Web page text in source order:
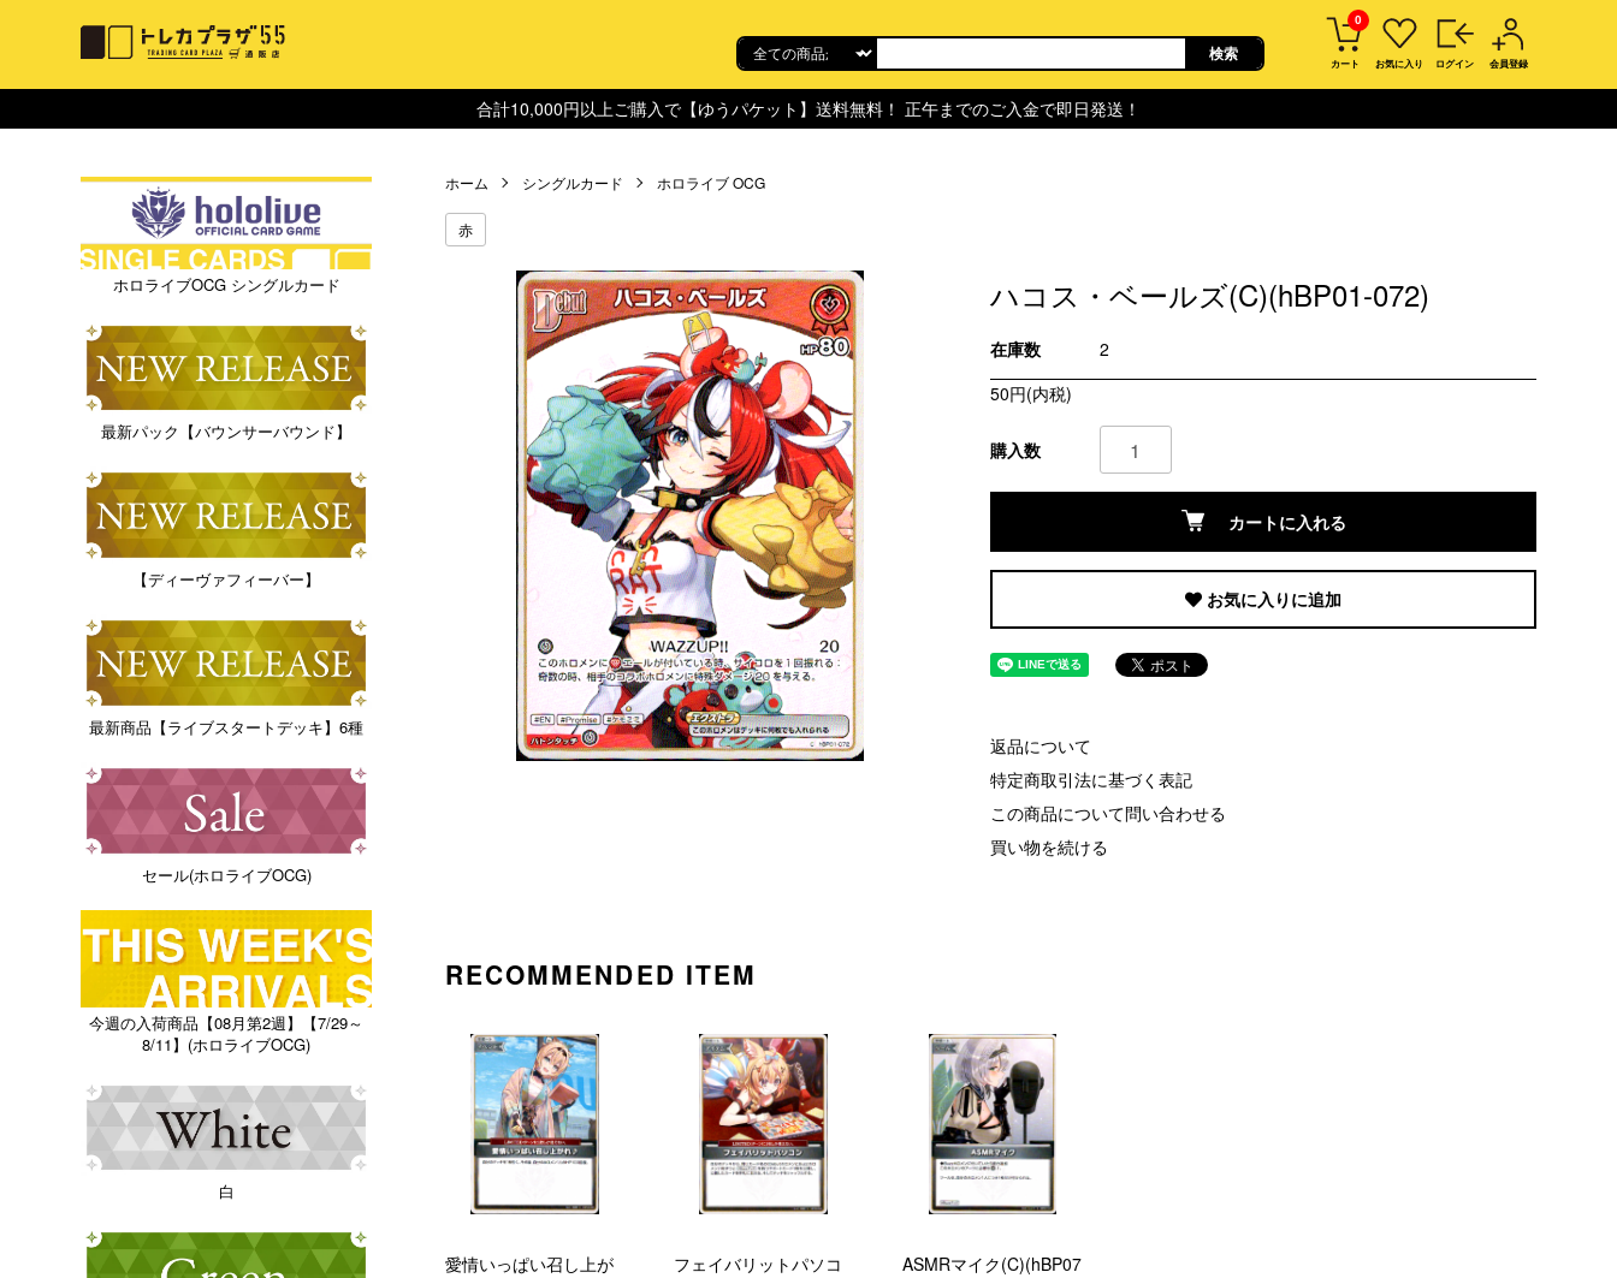
0
カート お気に入り ログイン 会員登録
合計10,000円以上ご購入で【ゆうパケット】送料無料！ 正午までのご入金で即日発送！
ホーム シングルカード ホロライブ OCG
赤
ハコス・ベールズ(C)(hBP01-072)
在庫数
2
50円(内税)
購入数
カートに入れる
お気に入りに追加
返品について
特定商取引法に基づく表記
この商品について問い合わせる
買い物を続ける
RECOMMENDED ITEM
愛情いっぱい召し上が
フェイバリットパソコ
ASMRマイク(C)(hBP07
ホロライブOCG シングルカード
最新パック【バウンサーバウンド】
【ディーヴァフィーバー】
最新商品【ライブスタートデッキ】6種
セール(ホロライブOCG)
今週の入荷商品【08月第2週】【7/29～
8/11】(ホロライブOCG)
白